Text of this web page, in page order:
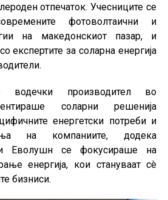
отпечаток. Учесниците се
фотоволтаични и
на македонскиот пазар, и
експертите за соларна енергија
водечки производител во
соларни решенија
енергетски потреби и
на компаниите, додека
Еволушн се фокусираше на
енергија, кои стануваат сè
бизниси.